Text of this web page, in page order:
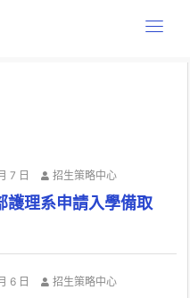
7 日 招生策略中心
護理系申請入學備取
6 日 招生策略中心